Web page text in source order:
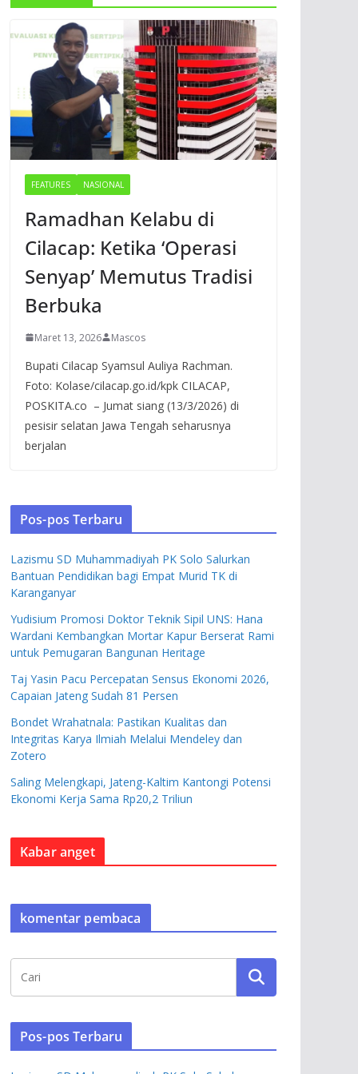
FEATURES NASIONAL
Ramadhan Kelabu di
Cilacap: Ketika ‘Operasi
Senyap’ Memutus Tradisi
Berbuka
Maret 13, 2026 Mascos
Bupati Cilacap Syamsul Auliya Rachman.
Foto: Kolase/cilacap.go.id/kpk CILACAP,
POSKITA.co – Jumat siang (13/3/2026) di
pesisir selatan Jawa Tengah seharusnya
berjalan
Pos-pos Terbaru
Lazismu SD Muhammadiyah PK Solo Salurkan
Bantuan Pendidikan bagi Empat Murid TK di
Karanganyar
Yudisium Promosi Doktor Teknik Sipil UNS: Hana
Wardani Kembangkan Mortar Kapur Berserat Rami
untuk Pemugaran Bangunan Heritage
Taj Yasin Pacu Percepatan Sensus Ekonomi 2026,
Capaian Jateng Sudah 81 Persen
Bondet Wrahatnala: Pastikan Kualitas dan
Integritas Karya Ilmiah Melalui Mendeley dan
Zotero
Saling Melengkapi, Jateng-Kaltim Kantongi Potensi
Ekonomi Kerja Sama Rp20,2 Triliun
Kabar anget
komentar pembaca
Pos-pos Terbaru